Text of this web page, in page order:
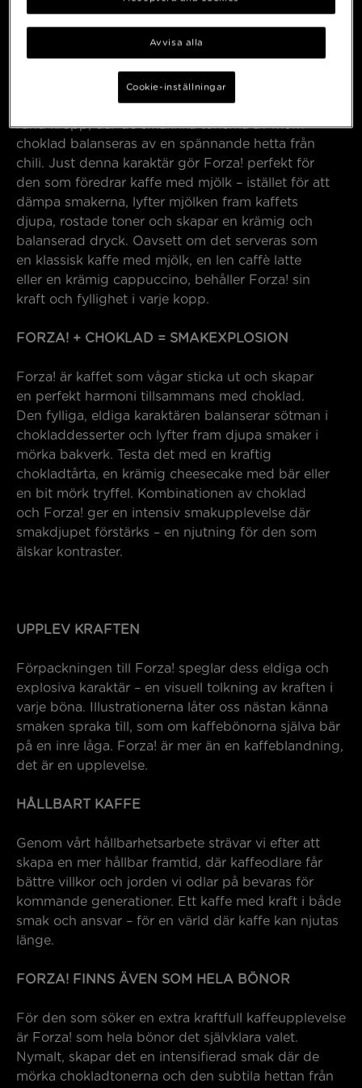
Den extra mörka rostningen ger en fyllig och
rund kropp, där de smakrika tonerna av mörk
choklad balanseras av en spännande hetta från
chili. Just denna karaktär gör Forza! perfekt för
den som föredrar kaffe med mjölk – istället för att
dämpa smakerna, lyfter mjölken fram kaffets
djupa, rostade toner och skapar en krämig och
balanserad dryck. Oavsett om det serveras som
en klassisk kaffe med mjölk, en len caffè latte
eller en krämig cappuccino, behåller Forza! sin
kraft och fyllighet i varje kopp.
FORZA! + CHOKLAD = SMAKEXPLOSION
Forza! är kaffet som vågar sticka ut och skapar
en perfekt harmoni tillsammans med choklad.
Den fylliga, eldiga karaktären balanserar sötman i
chokladdesserter och lyfter fram djupa smaker i
mörka bakverk. Testa det med en kraftig
chokladtårta, en krämig cheesecake med bär eller
en bit mörk tryffel. Kombinationen av choklad
och Forza! ger en intensiv smakupplevelse där
smakdjupet förstärks – en njutning för den som
älskar kontraster.
UPPLEV KRAFTEN
Förpackningen till Forza! speglar dess eldiga och
explosiva karaktär – en visuell tolkning av kraften i
varje böna. Illustrationerna låter oss nästan känna
smaken spraka till, som om kaffebönorna själva bär
på en inre låga. Forza! är mer än en kaffeblandning,
det är en upplevelse.
HÅLLBART KAFFE
Genom vårt hållbarhetsarbete strävar vi efter att
skapa en mer hållbar framtid, där kaffeodlare får
bättre villkor och jorden vi odlar på bevaras för
kommande generationer. Ett kaffe med kraft i både
smak och ansvar – för en värld där kaffe kan njutas
länge.
FORZA! FINNS ÄVEN SOM HELA BÖNOR
För den som söker en extra kraftfull kaffeupplevelse
är Forza! som hela bönor det självklara valet.
Nymalt, skapar det en intensifierad smak där de
mörka chokladtonerna och den subtila hettan från
Avvisa alla
Cookie-inställningar